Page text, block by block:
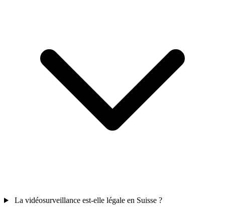
La vidéosurveillance est-elle légale en Suisse ?